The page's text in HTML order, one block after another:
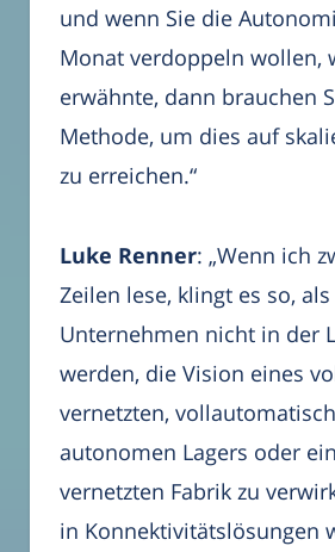
und wenn Sie die
Monat verdoppeln wollen,
erwähnte, dann brauchen
Methode, um dies auf
zu erreichen.“
Luke Renner: „Wenn ich
Zeilen lese, klingt es so,
Unternehmen nicht in der
werden, die Vision eines
vernetzten,
autonomen Lagers oder
vernetzten Fabrik zu
in Konnektivitätslösungen